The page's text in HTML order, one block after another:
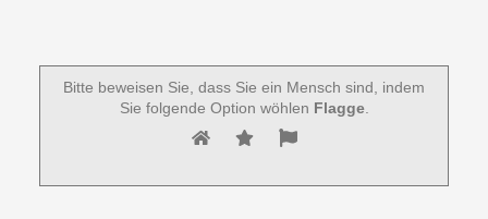
Bitte beweisen Sie, dass Sie ein Mensch sind, indem
Sie folgende Option wöhlen Flagge.